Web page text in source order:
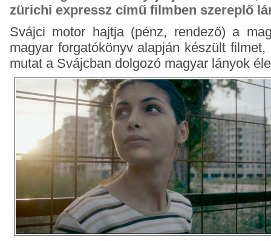
zürichi expressz című filmben szereplő
Svájci motor hajtja (pénz, rendező) a
magyar forgatókönyv alapján készült
mutat a Svájcban dolgozó magyar lányok